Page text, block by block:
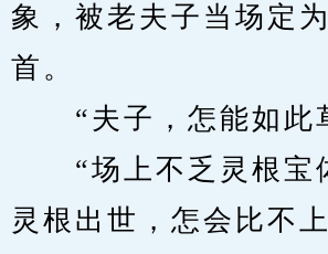
象，被老夫子当场定
首。
“夫子，怎能如此
“场上不乏灵根宝
灵根出世，怎会比不